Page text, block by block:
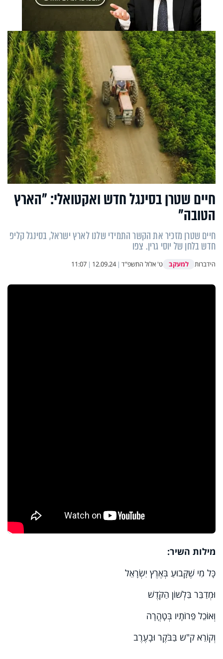
חיים שטרן בסינגל חדש ואקטואלי: "הארץ
הטובה"
חיים שטרן מזכיר את הקשר התמידי שלנו לארץ ישראל, בסינגל קליפ
חדש בלחן של יוסי גרין. צפו
הידברות למעקב ט' אלול התשפ"ד |
12.09.24
|
11:07
מילות השיר:
כָּל מִי שֶׁקָּבוּעַ בְּאֶרֶץ יִשְׂרָאֵל
וּמְדַבֵּר בִּלְשׁוֹן הַקֹּדֶשׁ
וְאוֹכֵל פֵּרוֹתָיו בְּטָהֳרָה
וְקוֹרֵא ק"ש בַּבֹּקֶר וּבָעֶרֶב